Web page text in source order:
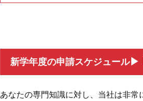
新学年度の申請スケジュール▶
あなたの専門知識に対し、当社は非